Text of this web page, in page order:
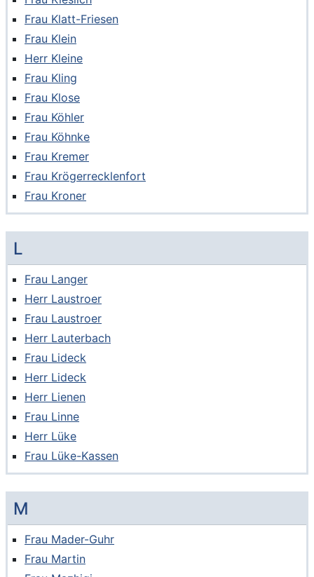
Frau Klatt-Friesen
Frau Klein
Herr Kleine
Frau Kling
Frau Klose
Frau Köhler
Frau Köhnke
Frau Kremer
Frau Krögerrecklenfort
Frau Kroner
L
Frau Langer
Herr Laustroer
Frau Laustroer
Herr Lauterbach
Frau Lideck
Herr Lideck
Herr Lienen
Frau Linne
Herr Lüke
Frau Lüke-Kassen
M
Frau Mader-Guhr
Frau Martin